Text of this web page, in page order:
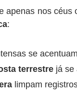
apenas nos
:
se
terrestre já se
limpam